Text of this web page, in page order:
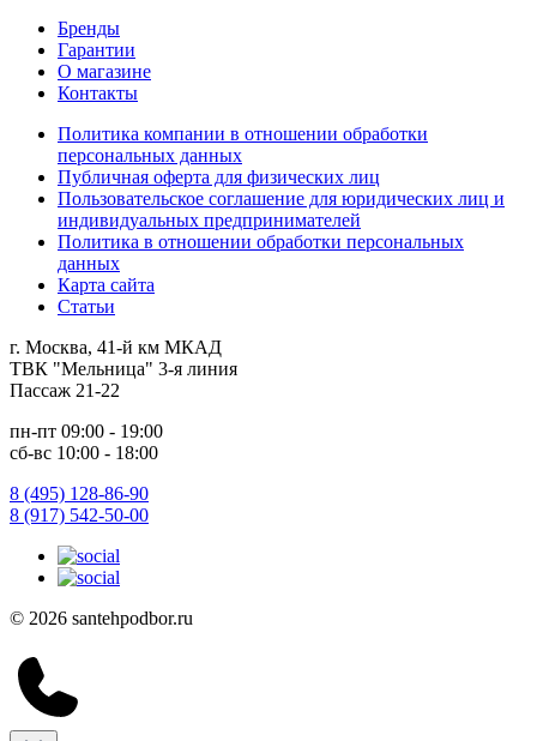
Бренды
Гарантии
О магазине
Контакты
Политика компании в отношении обработки
персональных данных
Публичная оферта для физических лиц
Пользовательское соглашение для юридических лиц и
индивидуальных предпринимателей
Политика в отношении обработки персональных
данных
Карта сайта
Статьи
г. Москва, 41-й км МКАД
ТВК "Мельница" 3-я линия
Пассаж 21-22
пн-пт 09:00 - 19:00
сб-вс 10:00 - 18:00
8 (495) 128-86-90
8 (917) 542-50-00
© 2026 santehpodbor.ru